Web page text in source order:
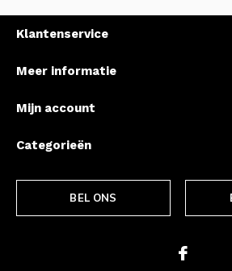
Klantenservice
Meer informatie
Mijn account
Categorieën
BEL ONS